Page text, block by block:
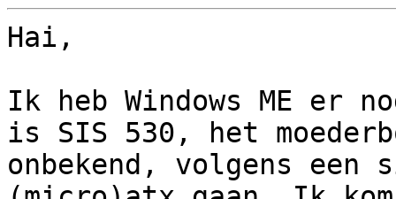
Hai,
Ik heb Windows ME er
is SIS 530, het
onbekend, volgens een